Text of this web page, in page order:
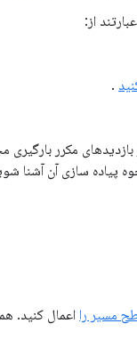
از:
.
مکرر بارگیری
پیاده سازی آن آشنا
مسیر را اعمال کنید.